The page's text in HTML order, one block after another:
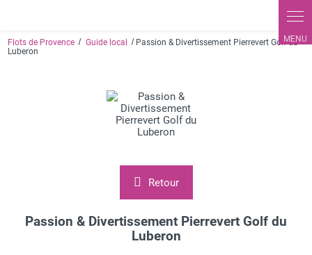
Flots de Provence Guide local
Passion & Divertissement Pierrevert Golf du
Luberon
Retour
Passion & Divertissement Pierrevert Golf du
Luberon